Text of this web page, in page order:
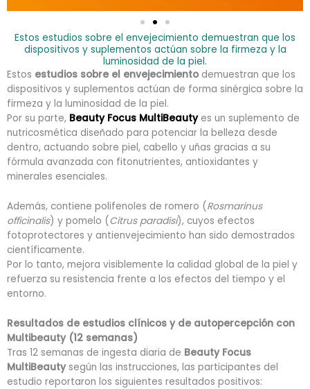
Estos estudios sobre el envejecimiento demuestran que los
dispositivos y suplementos actúan sobre la firmeza y la
luminosidad de la piel.
Estos estudios sobre el envejecimiento demuestran que los
dispositivos y suplementos actúan de forma sinérgica sobre la
firmeza y la luminosidad de la piel.
Por su parte, Beauty Focus MultiBeautyes un suplemento de
nutricosmética diseñado para potenciar la belleza desde
dentro, actuando sobre piel, cabello y uñas gracias a su
fórmula avanzada con fitonutrientes, antioxidantes y
minerales esenciales.
Además, contiene polifenoles de romero (Rosmarinus
officinalis) y pomelo (Citrus paradisi), cuyos efectos
fotoprotectores y antienvejecimiento han sido demostrados
científicamente.
Por lo tanto, mejora visiblemente la calidad global de la piel y
refuerza su resistencia frente a los efectos del tiempo y el
entorno.
Resultados de estudios clínicos y de autopercepción con
Multibeauty (12 semanas)
Tras 12 semanas de ingesta diaria de Beauty Focus
MultiBeautysegún las instrucciones, las participantes del
estudio reportaron los siguientes resultados positivos: